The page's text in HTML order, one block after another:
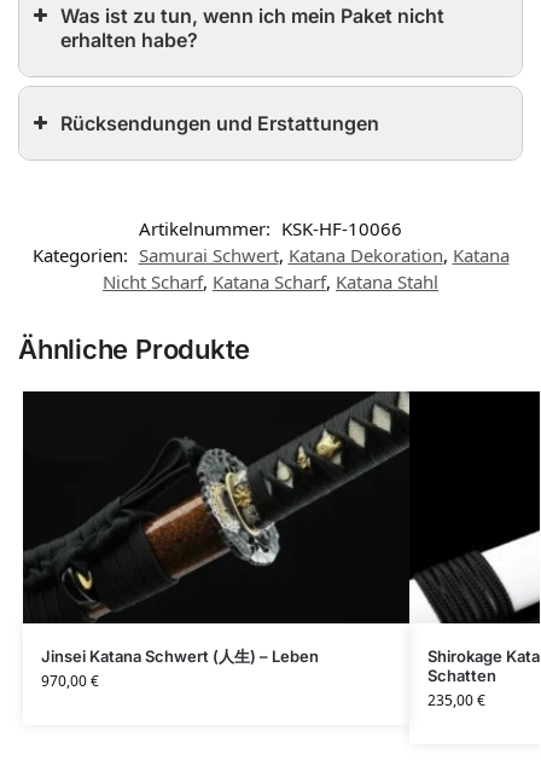
Was ist zu tun, wenn ich mein Paket nicht
erhalten habe?
Rücksendungen und Erstattungen
Artikelnummer: KSK-HF-10066
Kategorien: Samurai Schwert, Katana Dekoration, Katana
Nicht Scharf, Katana Scharf, Katana Stahl
Ähnliche Produkte
Jinsei Katana Schwert (人生) – Leben
970,00€
Shirokage
Schatten
235,00€